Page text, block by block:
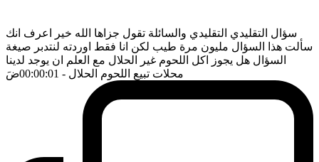
سؤال التقليدي التقليدي والسائلة تقول جزاها الله خير اعرف انك
سألت هذا السؤال مليون مرة طيب لكن انا فقط اوردته لنتدبر صيغة
السؤال هل يجوز اكل اللحوم غير الحلال مع العلم ان يوجد لدينا
محلات تبيع اللحوم الحلال - 00:00:01 ضَ